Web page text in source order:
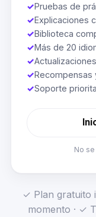
✓Pruebas de
✓Explicaciones
✓Biblioteca
✓Más de 20
✓
✓Recompensas
✓Soporte
No
✓ Plan gratuito
momento · ✓